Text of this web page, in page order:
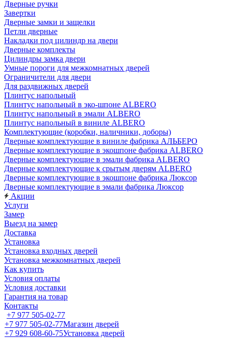
Дверные ручки
Завертки
Дверные замки и защелки
Петли дверные
Накладки под цилиндр на двери
Дверные комплекты
Цилиндры замка двери
Умные пороги для межкомнатных дверей
Ограничители для двери
Для раздвижных дверей
Плинтус напольный
Плинтус напольный в эко-шпоне ALBERO
Плинтус напольный в эмали ALBERO
Плинтус напольный в виниле ALBERO
Комплектующие (коробки, наличники, доборы)
Дверные комплектующие в виниле фабрика АЛЬБЕРО
Дверные комплектующие в экошпоне фабрика ALBERO
Дверные комплектующие в эмали фабрика ALBERO
Дверные комплектующие к срытым дверям ALBERO
Дверные комплектующие в экошпоне фабрика Люксор
Дверные комплектующие в эмали фабрика Люксор
Акции
Услуги
Замер
Выезд на замер
Доставка
Установка
Установка входных дверей
Установка межкомнатных дверей
Как купить
Условия оплаты
Условия доставки
Гарантия на товар
Контакты
+7 977 505-02-77
+7 977 505-02-77Магазин дверей
+7 929 608-60-75Установка дверей